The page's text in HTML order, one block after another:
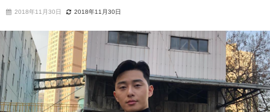
2018年11月30日 2018年11月30日